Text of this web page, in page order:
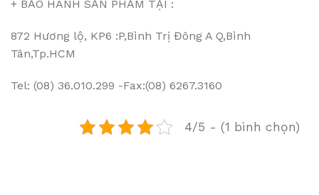
+ BẢO HÀNH SẢN PHẨM TẠI :
872 Hương lộ, KP6 :P,Bình Trị Đông A Q,Bình
Tân,Tp.HCM
Tel: (08) 36.010.299 -Fax:(08) 6267.3160
4/5 - (1 bình chọn)